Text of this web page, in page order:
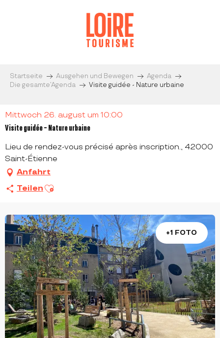
Startseite Ausgehen und Bewegen
Agenda
Die gesamte’Agenda
Visite guidée - Nature urbaine
Mittwoch 26. august um 10:00
Visite guidée - Nature urbaine
Lieu de rendez-vous précisé après inscription., 42000
Saint-Étienne
Anfahrt
Teilen Ajouter aux favoris
+1 FOTO